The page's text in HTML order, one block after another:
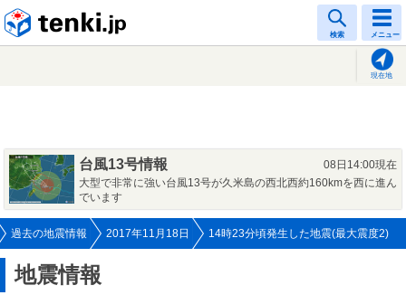
検索 メニュー
現在地
台風13号情報
08日14:00現在
大型で非常に強い台風13号が久米島の西北西約160kmを西に進ん
でいます
過去の地震情報 2017年11月18日 14時23分頃発生した地震(最大震度2)
地震情報